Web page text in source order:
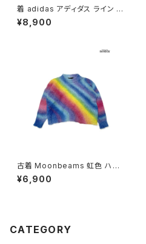
着 adidas アディダス ライン メ
ッシュ ロゴ 刺繍 前開き 無地 長
袖 アウター ライトジャケット 白
¥8,900
古着 Moonbeams 虹色 ハイ
ネック 総柄 長袖 ニット セータ
ー カラフル 水色 (ttu2501051)
¥6,900
CATEGORY